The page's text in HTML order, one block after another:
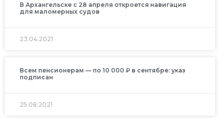
В Архангельске с 28 апреля откроется навигация
для маломерных судов
23.04.2021
Всем пенсионерам — по 10 000 ₽ в сентябре: указ
подписан
25.08.2021